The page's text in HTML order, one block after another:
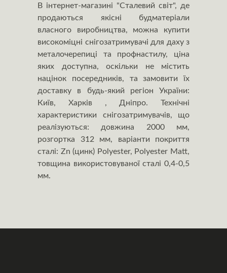
В інтернет-магазині "Сталевий світ", де
продаються якісні будматеріали
власного виробництва, можна купити
високоміцні снігозатримувачі для даху з
металочерепиці та профнастилу, ціна
яких доступна, оскільки не містить
націнок посередників, та замовити їх
доставку в будь-який регіон України:
Київ, Харків , Дніпро. Технічні
характеристики снігозатримувачів, що
реалізуються: довжина 2000 мм,
розгортка 312 мм, варіанти покриття
сталі: Zn (цинк) Polyester, Polyester Matt,
товщина використовуваної сталі 0,4-0,5
мм.